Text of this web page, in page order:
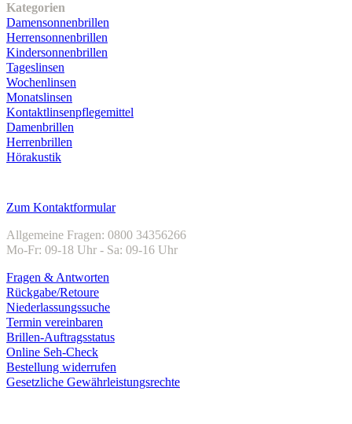
Kategorien
Damensonnenbrillen
Herrensonnenbrillen
Kindersonnenbrillen
Tageslinsen
Wochenlinsen
Monatslinsen
Kontaktlinsenpflegemittel
Damenbrillen
Herrenbrillen
Hörakustik
Zum Kontaktformular
Allgemeine Fragen: 0800 34356266
Mo-Fr: 09-18 Uhr - Sa: 09-16 Uhr
Fragen & Antworten
Rückgabe/Retoure
Niederlassungssuche
Termin vereinbaren
Brillen-Auftragsstatus
Online Seh-Check
Bestellung widerrufen
Gesetzliche Gewährleistungsrechte